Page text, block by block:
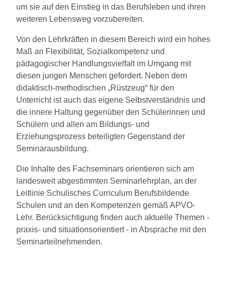
um sie auf den Einstieg in das Berufsleben und ihren
weiteren Lebensweg vorzubereiten.
Von den Lehrkräften in diesem Bereich wird ein hohes
Maß an Flexibilität, Sozialkompetenz und
pädagogischer Handlungsvielfalt im Umgang mit
diesen jungen Menschen gefordert. Neben dem
didaktisch-methodischen „Rüstzeug“ für den
Unterricht ist auch das eigene Selbstverständnis und
die innere Haltung gegenüber den Schülerinnen und
Schülern und allen am Bildungs- und
Erziehungsprozess beteiligten Gegenstand der
Seminarausbildung.
Die Inhalte des Fachseminars orientieren sich am
landesweit abgestimmten Seminarlehrplan, an der
Leitlinie Schulisches Curriculum Berufsbildende
Schulen und an den Kompetenzen gemäß APVO-
Lehr. Berücksichtigung finden auch aktuelle Themen -
praxis- und situationsorientiert - in Absprache mit den
Seminarteilnehmenden.